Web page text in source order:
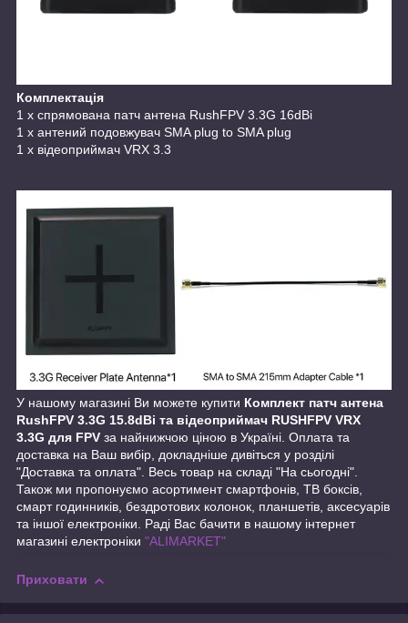
Комплектація
1 х спрямована патч антена RushFPV 3.3G 16dBi
1 х антений подовжувач SMA plug to SMA plug
1 х відеоприймач VRX 3.3
У нашому магазині Ви можете купити Комплект патч антена
RushFPV 3.3G 15.8dBi та відеоприймач RUSHFPV VRX
3.3G для FPV за найнижчою ціною в Україні. Оплата та
доставка на Ваш вибір, докладніше дивіться у розділі
"Доставка та оплата". Весь товар на складі "На сьогодні".
Також ми пропонуємо асортимент смартфонів, ТВ боксів,
смарт годинників, бездротових колонок, планшетів, аксесуарів
та іншої електроніки. Раді Вас бачити в нашому інтернет
магазині електроніки "ALIMARKET"
Приховати